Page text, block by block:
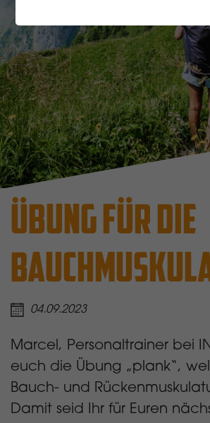
ÜBUNG FÜR DIE
04.09.2023
Marcel, Personaltrainer bei
euch die Übung „plank“,
Bauch- und
Damit seid Ihr für Euren